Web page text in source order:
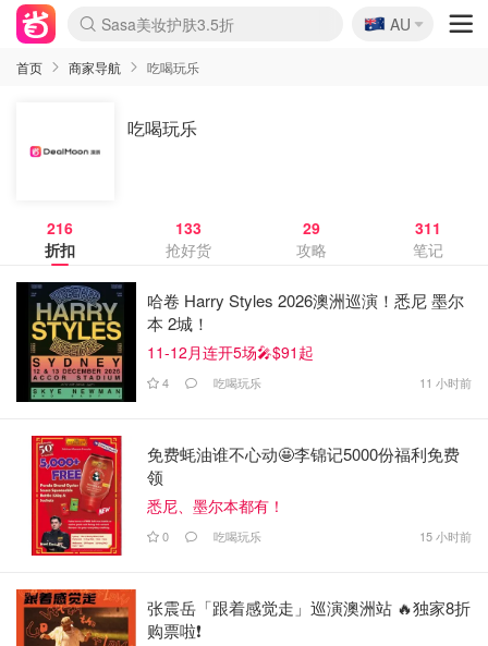
lululemon折扣上新
Sasa美妆护肤3.5折
SSENSE年中3折
FreshBeauty好价汇总
Cettire降价+叠9折
Farfetch折上8折
WWS Coles超市实拍
viagogo二手票捡漏
Myer清仓1折起
The Outnet奢牌1折起
David Jones 3折起
Flannels大牌1折
Perfumes Club护肤1折
AMIRO返校季6.2折
Oweek抽奖送Airpods
Amazon折扣汇总
eToro入金$200送$50
Amazon数码好物
ICONIC本周7.5折
ThedoubleF高奢地板价
Moose Knuckles 6折
丝芙兰5折起
EUFY官网3.7折起
Selenichast首饰2折
Trip机票酒店促销
YSL送5件彩妆礼
Amazon家居好物
BIGBANG巡演开票
David Jones时尚3折
Amazon美妆护肤
雅漾大喷$8
过敏原检测盒$33
伊索独家赠50ml沐浴露
科颜氏清仓3折
SEALIFE海洋馆门票6折
丝塔芙大白罐$16
订阅Newsletter送香薰
Cult Beauty 6.8折
Harrods圣诞日历2.3折
LN-CC奢牌私促3折
d'Alba空姐喷雾$16
EVE LOM套装逆天2折
Bernardelli独家4折
Adore Beauty 6折起
CT圣诞日历
Mytheresa奢品2.7折
Luxury Escapes 9折
Currentbody美容仪9折
卡诗9折+赠4件礼
MOON Garden Live
ALLSAINTS美衣3折
Roborock扫地机3.7折
Tingo Life水杯$24
Valentino官网5折
CR洗发护发6.3折
🇦🇺
AU
首页 商家导航 吃喝玩乐
吃喝玩乐
216
折扣
133
抢好货
29
攻略
311
笔记
哈卷 Harry Styles 2026澳洲巡演！悉尼 墨尔
本 2城！
11-12月连开5场🎤$91起
4 吃喝玩乐 11 小时前
免费蚝油谁不心动🤩李锦记5000份福利免费
领
悉尼、墨尔本都有！
0 吃喝玩乐 15 小时前
张震岳「跟着感觉走」巡演澳洲站 🔥独家8折
购票啦❗️